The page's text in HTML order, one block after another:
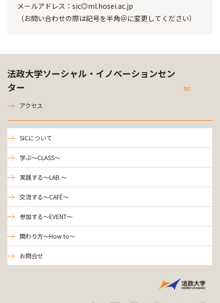
メールアドレス：sic◎ml.hosei.ac.jp
（お問い合わせの際は記号を半角＠に変更してください）
法政大学ソーシャル・イノベーションセン
ター
SIC
アクセス
SICについて
学ぶ～CLASS～
実践する～LAB.～
交流する～CAFÉ～
参加する～EVENT～
関わり方～How to～
お問合せ